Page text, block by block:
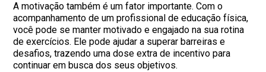
A motivação também é um fator importante. Com o
acompanhamento de um profissional de educação física,
você pode se manter motivado e engajado na sua rotina
de exercícios. Ele pode ajudar a superar barreiras e
desafios, trazendo uma dose extra de incentivo para
continuar em busca dos seus objetivos.